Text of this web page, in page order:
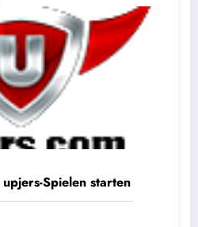
Spielen starten